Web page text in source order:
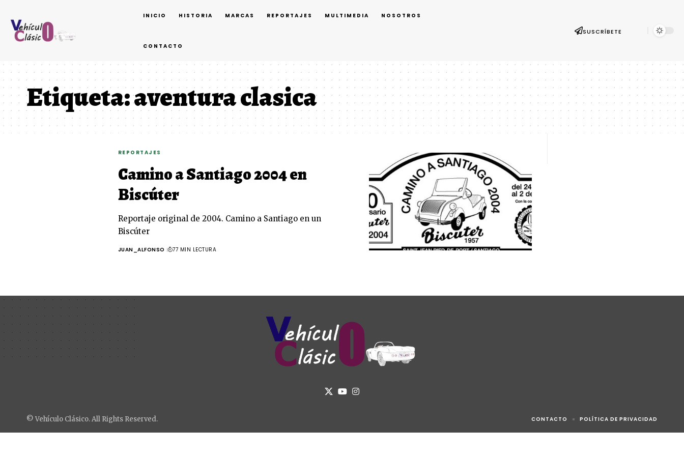
INICIO HISTORIA MARCAS REPORTAJES MULTIMEDIA NOSOTROS
CONTACTO
SUSCRÍBETE
Etiqueta:aventura clasica
REPORTAJES
Camino a Santiago 2004 en
Biscúter
Reportaje original de 2004. Camino a Santiago en un
Biscúter
JUAN_ALFONSO 77 MIN LECTURA
© Vehículo Clásico. All Rights Reserved. CONTACTO POLÍTICA DE PRIVACIDAD